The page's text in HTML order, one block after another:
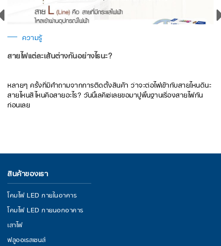
ความรู้
สายไฟแต่ละเส้นต่างกันอย่างไรนะ?
หลายๆ ครั้งที่มีคำถามจากการติดตั้งสินค้า ว่าจะต่อไฟเข้ากับสายไหนดีนะ
สายไหนสีไหนคือสายอะไร? วันนี้เลคิเซ่เลยขอมาปูพื้นฐานเรื่องสายไฟกัน
ก่อนเลย
สินค้าของเรา
โคมไฟ LED ภายในอาคาร
โคมไฟ LED ภายนอกอาคาร
เสาไฟ
ฟลูออเรสเซนส์